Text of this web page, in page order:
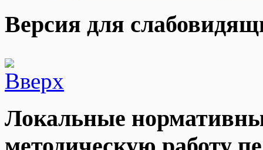
Версия для
Локальные